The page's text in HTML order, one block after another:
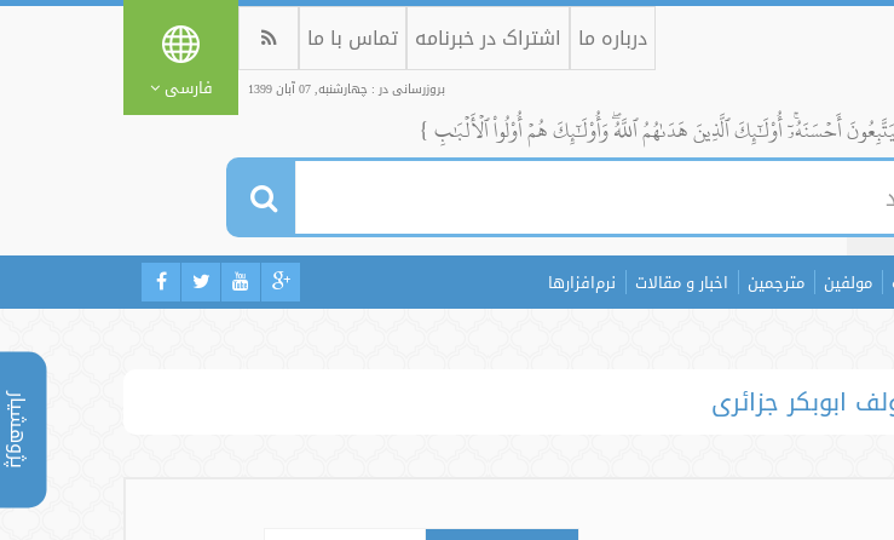
پژوهشیار
درباره ما اشتراک در خبرنامه تماس با ما
بروزرسانی در : چهارشنبه, 07 آبان 1399 فارسی
أَحۡسَنَهُۥٓۚ أُوْلَٰٓئِكَ ٱلَّذِينَ هَدَىٰهُمُ ٱللَّهُۖ وَأُوْلَٰٓئِكَ هُمۡ أُوْلُواْ ٱلۡأَلۡبَٰبِ }
مولفین مترجمین اخبار و مقالات نرم‌افزارها
ابوبکر جزائری